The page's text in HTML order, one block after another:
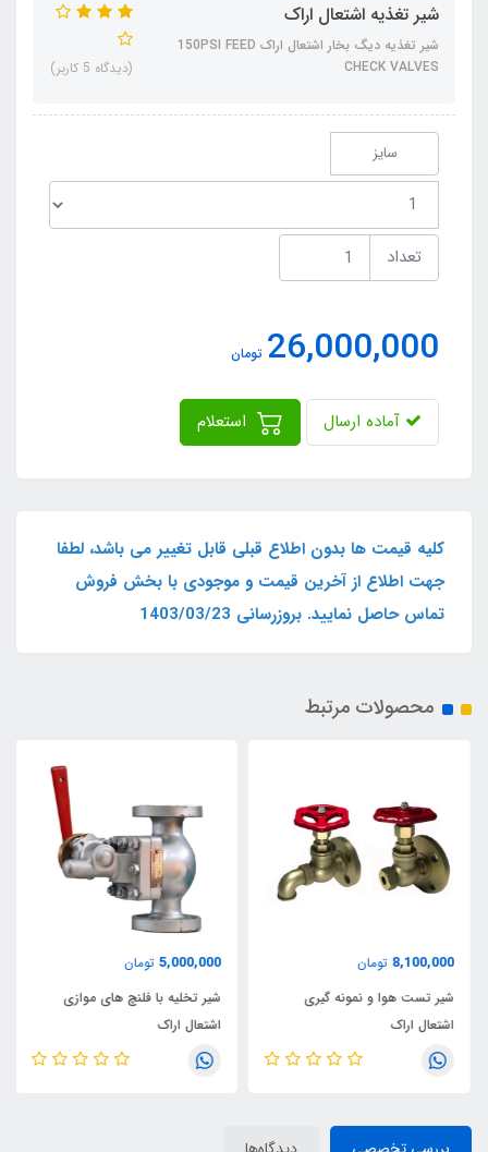
شیر تغذیه اشتعال اراک
شیر تغذیه دیگ بخار اشتعال اراک 150PSI FEED
CHECK VALVES
(دیدگاه 5 کاربر)
سایز
تعداد
26,000,000 تومان
آماده ارسال استعلام
کلیه قیمت ها بدون اطلاع قبلی قابل تغییر می باشد، لطفا
جهت اطلاع از آخرین قیمت و موجودی با بخش فروش
تماس حاصل نمایید. بروزرسانی 1403/03/23
محصولات مرتبط
8,100,000 تومان
شیر تست هوا و نمونه گیری
اشتعال اراک
5,000,000 تومان
شیر تخلیه با فلنچ های موازی
اشتعال اراک